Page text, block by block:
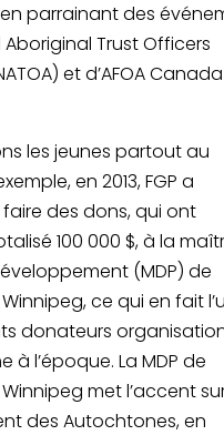
parrainant des
Trust Officers
et d’AFOA
les jeunes partout au
en 2013, FGP a
des dons, qui ont
100 000 $, à la
(MDP) de
Winnipeg, ce qui en fait
donateurs
à l’époque. La MDP de
Winnipeg met l’accent
des Autochtones, en